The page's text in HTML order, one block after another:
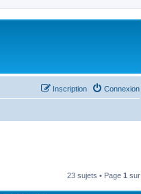
Connexion
Inscription
23 sujets • Page 1 sur